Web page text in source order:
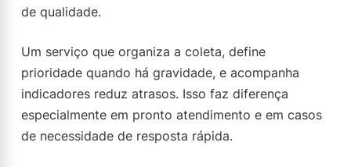
de qualidade.
Um serviço que organiza a coleta, define
prioridade quando há gravidade, e acompanha
indicadores reduz atrasos. Isso faz diferença
especialmente em pronto atendimento e em casos
de necessidade de resposta rápida.